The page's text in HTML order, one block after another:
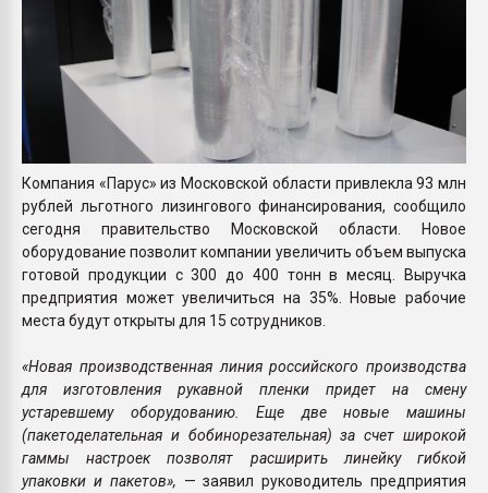
Компания «Парус» из Московской области привлекла 93 млн
рублей льготного лизингового финансирования, сообщило
сегодня правительство Московской области. Новое
оборудование позволит компании увеличить объем выпуска
готовой продукции с 300 до 400 тонн в месяц. Выручка
предприятия может увеличиться на 35%. Новые рабочие
места будут открыты для 15 сотрудников.
«Новая производственная линия российского производства
для изготовления рукавной пленки придет на смену
устаревшему оборудованию. Еще две новые машины
(пакетоделательная и бобинорезательная) за счет широкой
гаммы настроек позволят расширить линейку гибкой
упаковки и пакетов», — заявил руководитель предприятия